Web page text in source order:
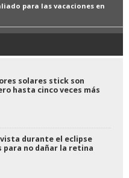
para las vacaciones en
solares stick son
hasta cinco veces más
durante el eclipse
para no dañar la retina